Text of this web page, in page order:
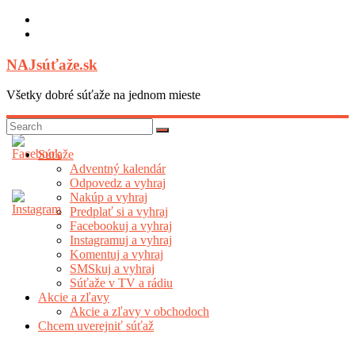
Skip
NAJsúťaže.sk
Všetky dobré súťaže na jednom mieste
Súťaže
Adventný kalendár
Odpovedz a vyhraj
Nakúp a vyhraj
Predplať si a vyhraj
Facebookuj a vyhraj
Instagramuj a vyhraj
Komentuj a vyhraj
SMSkuj a vyhraj
Súťaže v TV a rádiu
Akcie a zľavy
Akcie a zľavy v obchodoch
Chcem uverejniť súťaž